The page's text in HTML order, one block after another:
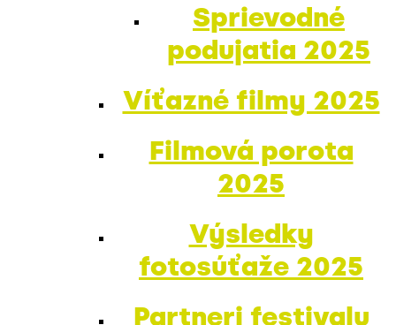
Sprievodné
podujatia 2025
Víťazné filmy 2025
Filmová porota
2025
Výsledky
fotosúťaže 2025
Partneri festivalu